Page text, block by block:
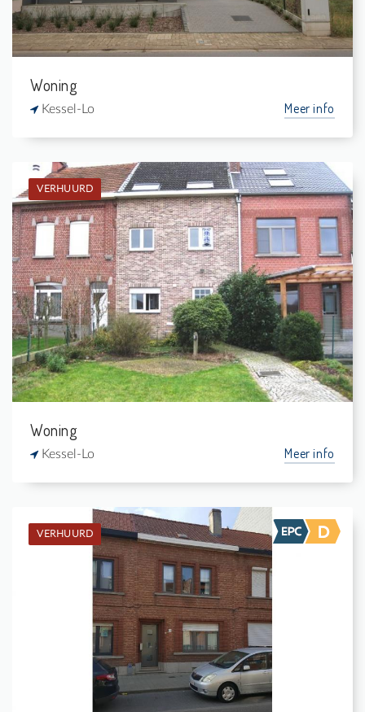
Woning
Kessel-Lo Meer info
VERHUURD
Verhuurd: Rijwoning
4
-
1
155 m²
Woning
Kessel-Lo Meer info
VERHUURD
Verhuurd: Burgerwoning
2
1
-